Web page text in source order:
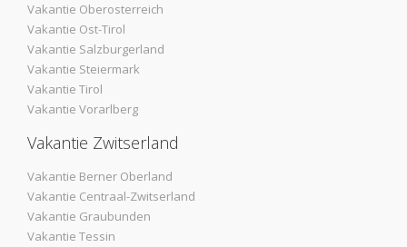
Vakantie Oberosterreich
Vakantie Ost-Tirol
Vakantie Salzburgerland
Vakantie Steiermark
Vakantie Tirol
Vakantie Vorarlberg
Vakantie Zwitserland
Vakantie Berner Oberland
Vakantie Centraal-Zwitserland
Vakantie Graubunden
Vakantie Tessin